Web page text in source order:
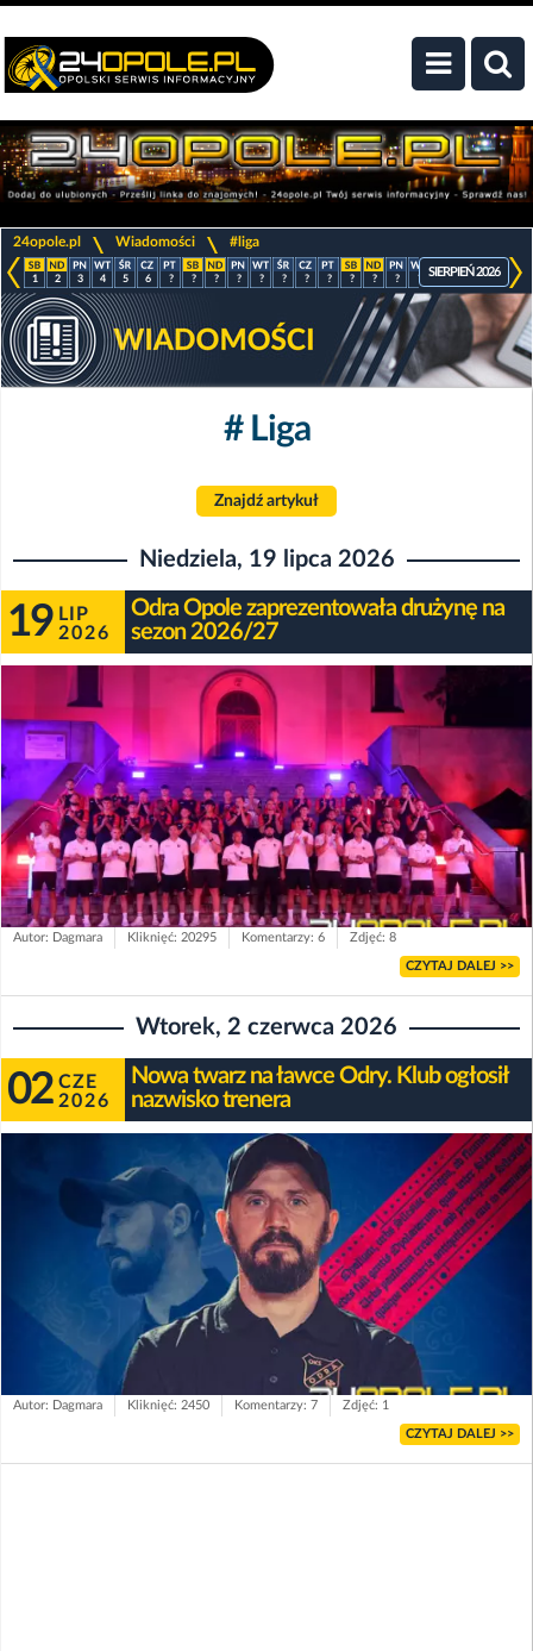
24opole.pl Wiadomości #liga
1 2 3 4 5 6 ? ? ? ? ? ? ? ? ? ? ? ? ? ? ?
SIERPIEŃ 2026
# Liga
Znajdź artykuł
Niedziela, 19 lipca 2026
19 LIP
2026
Odra Opole zaprezentowała drużynę na
sezon 2026/27
Autor: Dagmara Kliknięć: 20295 Komentarzy: 6 Zdjęć: 8
CZYTAJ DALEJ >>
Wtorek, 2 czerwca 2026
02 CZE
2026
Nowa twarz na ławce Odry. Klub ogłosił
nazwisko trenera
Autor: Dagmara Kliknięć: 2450 Komentarzy: 7 Zdjęć: 1
CZYTAJ DALEJ >>